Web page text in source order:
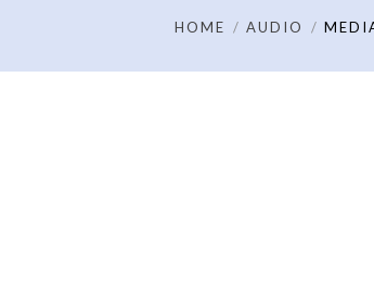
HOME AUDIO